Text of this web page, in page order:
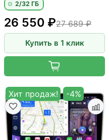
2/32 ГБ
27 689 ₽
26 550 ₽
Купить в 1 клик
Хит продаж! -4%